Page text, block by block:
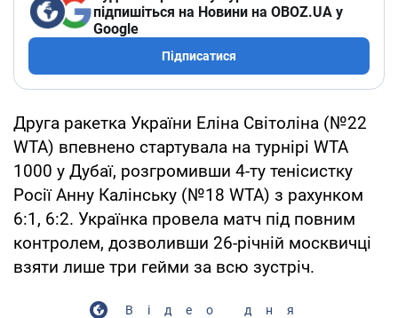
підпишіться на Новини на OBOZ.UA у
Google
Підписатися
Друга ракетка України Еліна Світоліна (№22
WTA) впевнено стартувала на турнірі WTA
1000 у Дубаї, розгромивши 4-ту тенісистку
Росії Анну Калінську (№18 WTA) з рахунком
6:1, 6:2. Українка провела матч під повним
контролем, дозволивши 26-річній москвичці
взяти лише три гейми за всю зустріч.
Відео дня